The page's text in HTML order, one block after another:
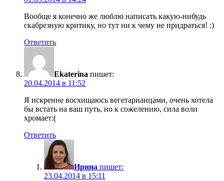
Вообще я конечно же люблю написать какую-нибудь
скабрезную критику, но тут ни к чему не придраться! :)
Ответить
Ekaterina пишет:
20.04.2014 в 11:52
Я искренне восхищаюсь вегетарианцами, очень хотела
бы встать на ваш путь, но к сожелению, сила воли
хромает:(
Ответить
Ирина пишет:
23.04.2014 в 15:11